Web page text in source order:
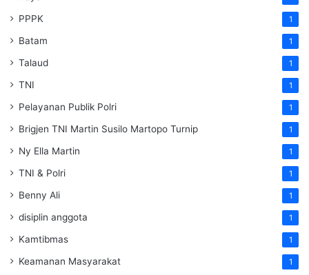
PPPK 1
Batam 1
Talaud 1
TNI 1
Pelayanan Publik Polri 1
Brigjen TNI Martin Susilo Martopo Turnip 1
Ny Ella Martin 1
TNI & Polri 1
Benny Ali 1
disiplin anggota 1
Kamtibmas 1
Keamanan Masyarakat 1